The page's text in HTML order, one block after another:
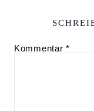
Kommentar *